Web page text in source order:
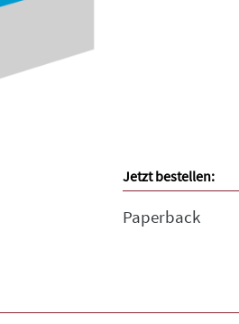
Jetzt bestellen:
Paperback